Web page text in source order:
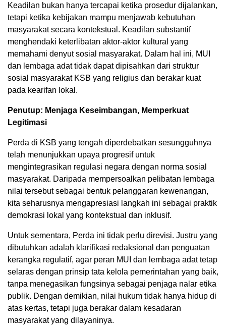
Keadilan bukan hanya tercapai ketika prosedur dijalankan,
tetapi ketika kebijakan mampu menjawab kebutuhan
masyarakat secara kontekstual. Keadilan substantif
menghendaki keterlibatan aktor-aktor kultural yang
memahami denyut sosial masyarakat. Dalam hal ini, MUI
dan lembaga adat tidak dapat dipisahkan dari struktur
sosial masyarakat KSB yang religius dan berakar kuat
pada kearifan lokal.
Penutup: Menjaga Keseimbangan, Memperkuat
Legitimasi
Perda di KSB yang tengah diperdebatkan sesungguhnya
telah menunjukkan upaya progresif untuk
mengintegrasikan regulasi negara dengan norma sosial
masyarakat. Daripada mempersoalkan pelibatan lembaga
nilai tersebut sebagai bentuk pelanggaran kewenangan,
kita seharusnya mengapresiasi langkah ini sebagai praktik
demokrasi lokal yang kontekstual dan inklusif.
Untuk sementara, Perda ini tidak perlu direvisi. Justru yang
dibutuhkan adalah klarifikasi redaksional dan penguatan
kerangka regulatif, agar peran MUI dan lembaga adat tetap
selaras dengan prinsip tata kelola pemerintahan yang baik,
tanpa menegasikan fungsinya sebagai penjaga nalar etika
publik. Dengan demikian, nilai hukum tidak hanya hidup di
atas kertas, tetapi juga berakar dalam kesadaran
masyarakat yang dilayaninya.